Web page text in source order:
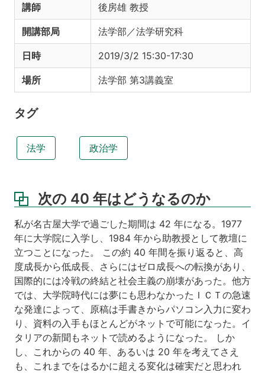
講師 後房雄 教授
開講部局 法学部／法学研究科
日時 2019/3/2 15:30-17:30
場所 法学部 第3講義室
タグ
法学 政治学
次の 40 年はどうなるのか
私が名古屋大学で過ごした期間は 42 年になる。1977
年に大学院に入学し、1984 年から助教授として教壇に
立つことになった。 この約 40 年間を振り返ると、高
度成長から低成長、さらにはゼロ成長への転換があり、
国際的には冷戦の終結と社会主義の崩壊があった。他方
では、大学院時代には夢にも思わなかったＩＣＴの急速
な発達によって、原稿は手書きからパソコン入力に変わ
り、資料の入手もほとんどがネットで可能になった。イ
タリアの新聞もネットで読めるようになった。 しか
し、これからの 40 年、あるいは 20 年を考えてさえ
も、これまでをはるかに超える変化は確実だと思われ